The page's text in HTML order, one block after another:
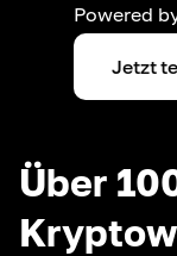
Powered
Jetzt
Über